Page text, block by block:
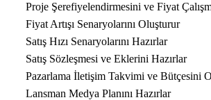
Proje Şerefiyelendirmesini ve Fiyat
Fiyat Artışı Senaryolarını Oluşturur
Satış Hızı Senaryolarını Hazırlar
Satış Sözleşmesi ve Eklerini Hazırlar
Pazarlama İletişim Takvimi ve Bütçesini
Lansman Medya Planını Hazırlar